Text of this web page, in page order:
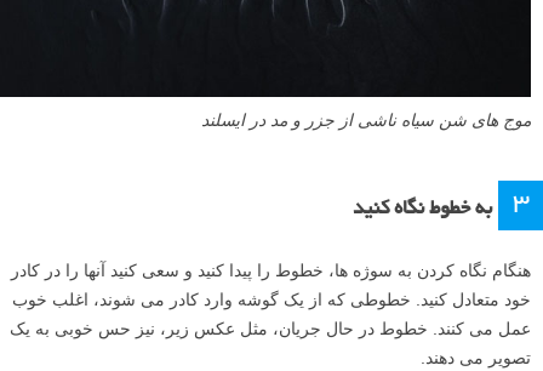
موج های شن سیاه ناشی از جزر و مد در ایسلند
۳ به خطوط نگاه کنید
هنگام نگاه کردن به سوژه ها، خطوط را پیدا کنید و سعی کنید آنها را در کادر
خود متعادل کنید. خطوطی که از یک گوشه وارد کادر می شوند، اغلب خوب
عمل می کنند. خطوط در حال جریان، مثل عکس زیر، نیز حس خوبی به یک
تصویر می دهند.